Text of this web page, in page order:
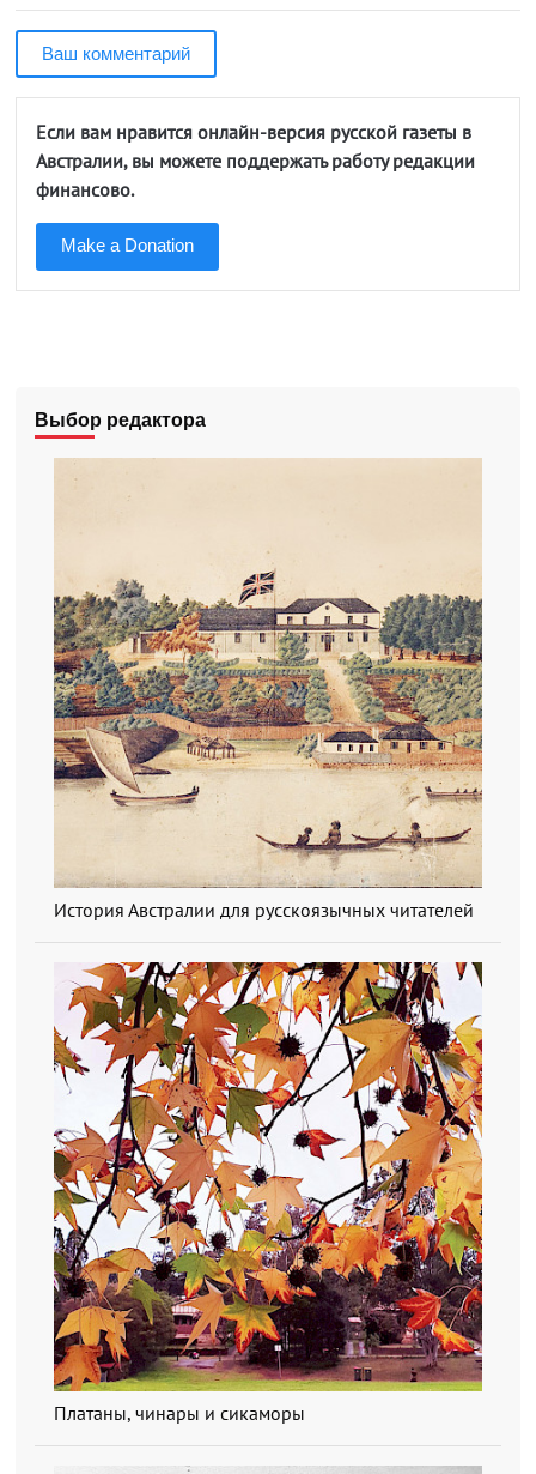
Ваш комментарий
Если вам нравится онлайн-версия русской газеты в
Австралии, вы можете поддержать работу редакции
финансово.
Make a Donation
Выбор редактора
История Австралии для русскоязычных читателей
Платаны, чинары и сикаморы